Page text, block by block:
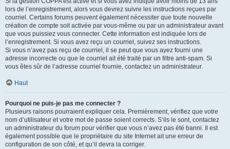
lors de l’enregistrement, alors vous devrez suivre les instructions reçues par
courriel. Certains forums peuvent également nécessiter que toute nouvelle
création de compte soit activée par vous-même ou par un administrateur avant
que vous puissiez vous connecter. Cette information est indiquée lors de
l’enregistrement. Si vous avez reçu un courriel, suivez ses instructions.
Si vous n’avez pas reçu de courriel, il se peut que vous ayez fourni une
adresse incorrecte ou que le courriel ait été traité par un filtre anti-spam. Si
vous êtes sûr de l’adresse courriel fournie, contactez un administrateur.
Haut
Pourquoi ne puis-je pas me connecter ?
Plusieurs raisons pourraient expliquer cela. Premièrement, vérifiez que votre
nom d’utilisateur et votre mot de passe soient corrects. S’ils le sont, contactez
un administrateur du forum pour vérifier que vous n’avez pas été banni. Il est
également possible que le propriétaire du site Internet ait une erreur de
configuration de son côté, et qu’il devra la corriger.